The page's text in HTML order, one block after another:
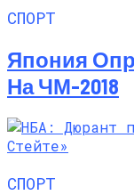
СПОРТ
Япония
На ЧМ-2018
СПОРТ